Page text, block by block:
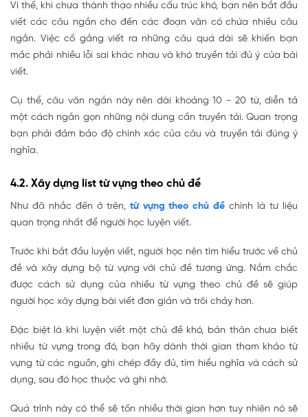
Vì thế, khi chưa thành thạo nhiều cấu trúc khó, bạn nên bắt đầu
viết các câu ngắn cho đến các đoạn văn có chứa nhiều câu
ngắn. Việc cố gắng viết ra những câu quá dài sẽ khiến bạn
mắc phải nhiều lỗi sai khác nhau và khó truyền tải đủ ý của bài
viết.
Cụ thể, câu văn ngắn này nên dài khoảng 10 - 20 từ, diễn tả
một cách ngắn gọn những nội dung cần truyền tải. Quan trọng
bạn phải đảm bảo độ chính xác của câu và truyền tải đúng ý
nghĩa.
4.2. Xây dựng list từ vựng theo chủ đề
Như đã nhắc đến ở trên, từ vựng theo chủ đề chính là tư liệu
quan trọng nhất để người học luyện viết.
Trước khi bắt đầu luyện viết, người học nên tìm hiểu trước về chủ
đề và xây dựng bộ từ vựng với chủ đề tương ứng. Nắm chắc
được cách sử dụng của nhiều từ vựng theo chủ đề sẽ giúp
người học xây dựng bài viết đơn giản và trôi chảy hơn.
Đặc biệt là khi luyện viết một chủ đề khó, bản thân chưa biết
nhiều từ vựng trong đó, bạn hãy dành thời gian tham khảo từ
vựng từ các nguồn, ghi chép đầy đủ, tìm hiểu nghĩa và cách sử
dụng, sau đó học thuộc và ghi nhớ.
Quá trình này có thể sẽ tốn nhiều thời gian hơn tuy nhiên nó sẽ